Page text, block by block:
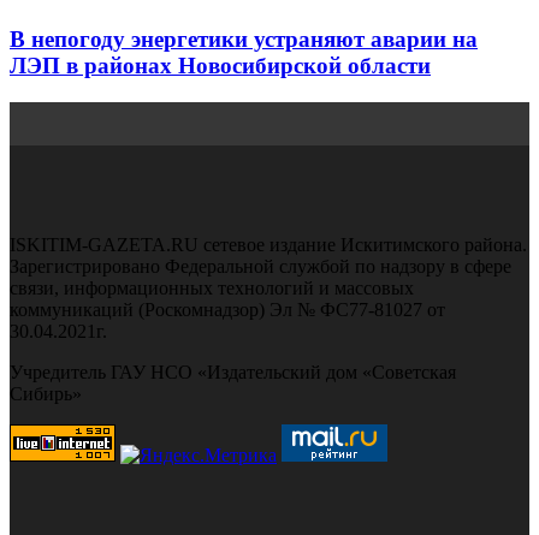
В непогоду энергетики устраняют аварии на
ЛЭП в районах Новосибирской области
ISKITIM-GAZETA.RU сетевое издание Искитимского района.
Зарегистрировано Федеральной службой по надзору в сфере
связи, информационных технологий и массовых
коммуникаций (Роскомнадзор) Эл № ФС77-81027 от
30.04.2021г.
Учредитель ГАУ НСО «Издательский дом «Советская
Сибирь»